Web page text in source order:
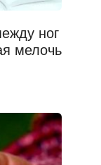
ног
мелочь